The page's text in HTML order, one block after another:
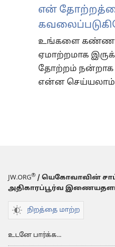
என்
உங்களை
ஏமாற்றமாக
தோற்றம் நன்றாக
என்ன செய்யலாம்
JW.ORG® / யெகோவாவின்
அதிகாரப்பூர்வ
நிறத்தை மாற்ற
உடனே பார்க்க...